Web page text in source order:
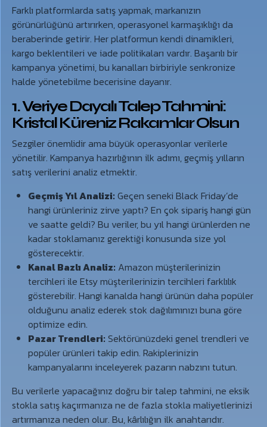
Farklı platformlarda satış yapmak, markanızın
görünürlüğünü artırırken, operasyonel karmaşıklığı da
beraberinde getirir. Her platformun kendi dinamikleri,
kargo beklentileri ve iade politikaları vardır. Başarılı bir
kampanya yönetimi, bu kanalları birbiriyle senkronize
halde yönetebilme becerisine dayanır.
1. Veriye Dayalı Talep Tahmini:
Kristal Küreniz Rakamlar Olsun
Sezgiler önemlidir ama büyük operasyonlar verilerle
yönetilir. Kampanya hazırlığının ilk adımı, geçmiş yılların
satış verilerini analiz etmektir.
Geçmiş Yıl Analizi: Geçen seneki Black Friday’de
hangi ürünleriniz zirve yaptı? En çok sipariş hangi gün
ve saatte geldi? Bu veriler, bu yıl hangi ürünlerden ne
kadar stoklamanız gerektiği konusunda size yol
gösterecektir.
Kanal Bazlı Analiz: Amazon müşterilerinizin
tercihleri ile Etsy müşterilerinizin tercihleri farklılık
gösterebilir. Hangi kanalda hangi ürünün daha popüler
olduğunu analiz ederek stok dağılımınızı buna göre
optimize edin.
Pazar Trendleri: Sektörünüzdeki genel trendleri ve
popüler ürünleri takip edin. Rakiplerinizin
kampanyalarını inceleyerek pazarın nabzını tutun.
Bu verilerle yapacağınız doğru bir talep tahmini, ne eksik
stokla satış kaçırmanıza ne de fazla stokla maliyetlerinizi
artırmanıza neden olur. Bu, kârlılığın ilk anahtarıdır.